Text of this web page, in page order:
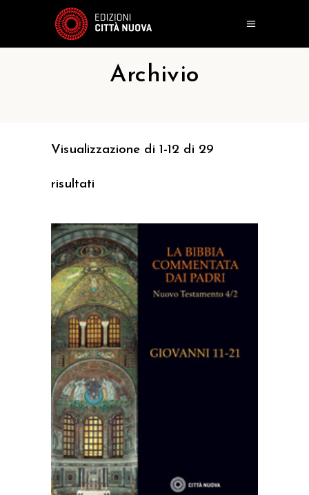
Archivio
Visualizzazione di 1-12 di 29
risultati
AGGIUNGI AL CARRELLO